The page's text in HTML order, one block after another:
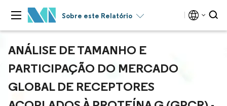
Sobre este Relatório
ANÁLISE DE TAMANHO E
PARTICIPAÇÃO DO MERCADO
GLOBAL DE RECEPTORES